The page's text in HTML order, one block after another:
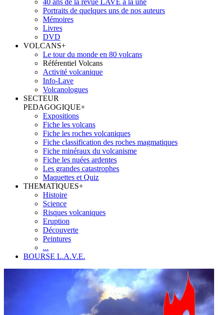
40 ans de la revue LAVE à la une
Portraits de quelques uns de nos auteurs
Mémoires
Livres
DVD
VOLCANS+
Le tour du monde en 80 volcans
Référentiel Volcans
Activité volcanique
Info-Lave
Volcanologues
SECTEUR
PEDAGOGIQUE+
Expositions
Fiche les volcans
Fiche les roches volcaniques
Fiche classification des roches magmatiques
Fiche minéraux du volcanisme
Fiche les nuées ardentes
Les grandes catastrophes
Maquettes et Quiz
THEMATIQUES+
Histoire
Science
Risques volcaniques
Eruption
Découverte
Peintures
...
BOURSE L.A.V.E.